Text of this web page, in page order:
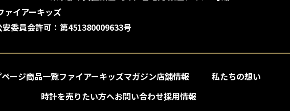
ァイアーキッズ
委員会許可：第451380009633号
ージ商品一覧ファイアーキッズマガジン店舗情報
私たちの想い
時計を売りたい方へお問い合わせ採用情報